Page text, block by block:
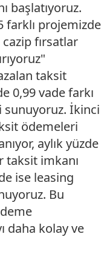
başlatıyoruz.
farklı projemizde
fırsatlar
taksit
0,99 vade farkı
sunuyoruz. İkinci
ödemeleri
aylık yüzde
taksit imkanı
ise leasing
Bu
daha kolay ve